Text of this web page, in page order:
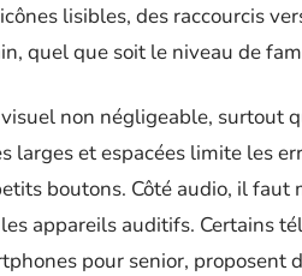
lisibles, des raccourcis
quel que soit le niveau de
non négligeable, surtout
larges et espacées limite les
boutons. Côté audio, il faut
appareils auditifs. Certains
pour senior, proposent